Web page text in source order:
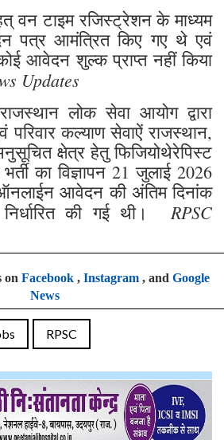
वन टाइम रजिस्ट्रेशन के माध्यम
पत्र आमंत्रित किए गए थे एवं
आवेदन शुल्क प्राप्त नहीं किया
Updates
लोक सेवा आयोग द्वारा
परिवार कल्याण सेवाऐं राजस्थान,
क्षेत्र हेतु फिजियोथेरेपिस्ट
का विज्ञापन 21 जुलाई 2026
आवेदन की अंतिम दिनांक
की गई थी। RPSC
on Facebook, Instagram, and Google
News
RPSC